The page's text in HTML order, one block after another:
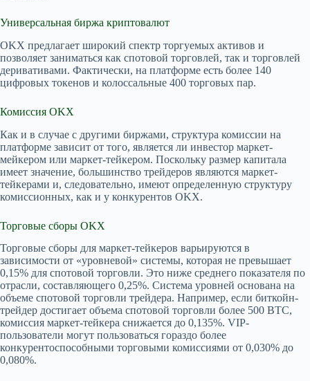
Универсальная биржа криптовалют
OKX предлагает широкий спектр торгуемых активов и
позволяет заниматься как спотовой торговлей, так и торговлей
деривативами. Фактически, на платформе есть более 140
цифровых токенов и колоссальные 400 торговых пар.
Комиссия OKX
Как и в случае с другими биржами, структура комиссии на
платформе зависит от того, является ли инвестор маркет-
мейкером или маркет-тейкером. Поскольку размер капитала
имеет значение, большинство трейдеров являются маркет-
тейкерами и, следовательно, имеют определенную структуру
комиссионных, как и у конкурентов OKX.
Торговые сборы OKX
Торговые сборы для маркет-тейкеров варьируются в
зависимости от «уровневой» системы, которая не превышает
0,15% для спотовой торговли. Это ниже среднего показателя по
отрасли, составляющего 0,25%. Система уровней основана на
объеме спотовой торговли трейдера. Например, если биткойн-
трейдер достигает объема спотовой торговли более 500 BTC,
комиссия маркет-тейкера снижается до 0,135%. VIP-
пользователи могут пользоваться гораздо более
конкурентоспособными торговыми комиссиями от 0,030% до
0,080%.